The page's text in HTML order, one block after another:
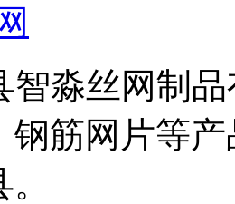
淼丝网制品
钢筋网片等